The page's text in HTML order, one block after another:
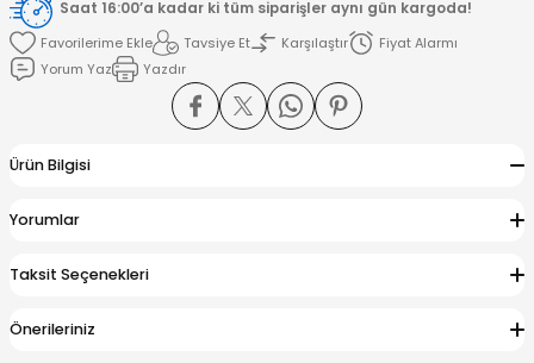
Saat 16:00’a kadar ki tüm siparişler aynı gün kargoda!
Tavsiye Et
Karşılaştır
Fiyat Alarmı
Yorum Yaz
Yazdır
Ürün Bilgisi
Yorumlar
Taksit Seçenekleri
Önerileriniz